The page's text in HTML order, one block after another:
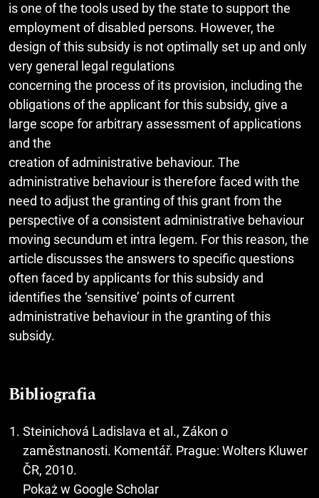
is one of the tools used by the state to support the
employment of disabled persons. However, the
design of this subsidy is not optimally set up and only
very general legal regulations
concerning the process of its provision, including the
obligations of the applicant for this subsidy, give a
large scope for arbitrary assessment of applications
and the
creation of administrative behaviour. The
administrative behaviour is therefore faced with the
need to adjust the granting of this grant from the
perspective of a consistent administrative behaviour
moving secundum et intra legem. For this reason, the
article discusses the answers to specific questions
often faced by applicants for this subsidy and
identifies the ‘sensitive’ points of current
administrative behaviour in the granting of this
subsidy.
Bibliografia
Steinichová Ladislava et al., Zákon o
zaměstnanosti. Komentář. Prague: Wolters Kluwer
ČR, 2010.
Pokaż w Google Scholar